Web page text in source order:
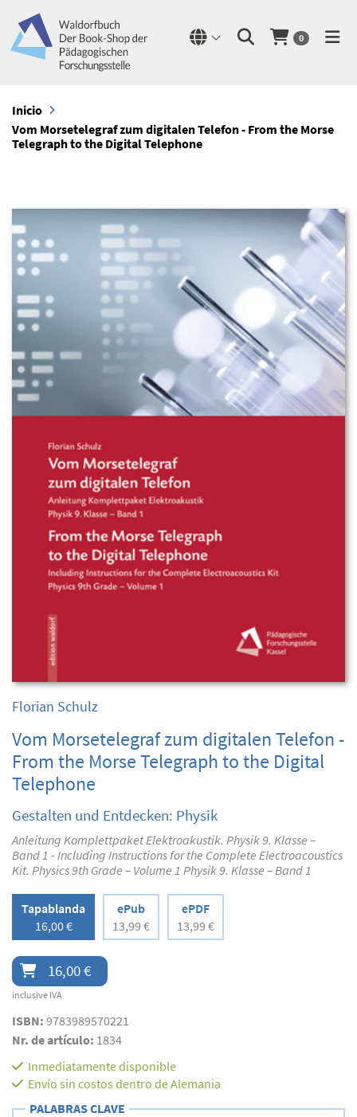
0
Inicio
Vom Morsetelegraf zum digitalen Telefon - From the Morse
Telegraph to the Digital Telephone
Florian Schulz
Vom Morsetelegraf zum digitalen Telefon -
From the Morse Telegraph to the Digital
Telephone
Gestalten und Entdecken: Physik
Anleitung Komplettpaket Elektroakustik. Physik 9. Klasse –
Band 1 - Including Instructions for the Complete Electroacoustics
Kit. Physics 9th Grade – Volume 1 Physik 9. Klasse – Band 1
Tapablanda
16,00 €
ePub
13,99 €
ePDF
13,99 €
16,00 €
inclusive IVA
ISBN: 9783989570221
Nr. de artículo: 1834
Inmediatamente disponible
Envío sin costos dentro de Alemania
PALABRAS CLAVE